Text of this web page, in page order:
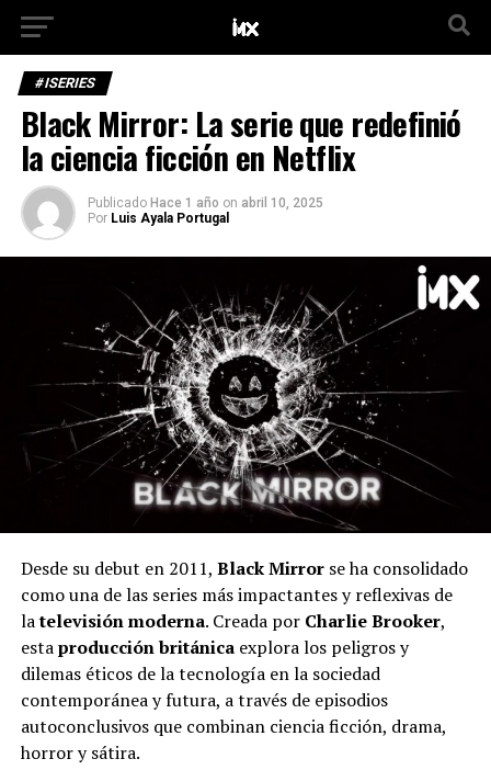
#ISERIES
Black Mirror: La serie que redefinió
la ciencia ficción en Netflix
Publicado Hace 1 año on abril 10, 2025
Por Luis Ayala Portugal
Desde su debut en 2011, Black Mirrorse ha consolidado
como una de las series más impactantes y reflexivas de
latelevisión moderna. Creada por Charlie Brooker,
estaproducción británica explora los peligros y
dilemas éticos de la tecnología en la sociedad
contemporánea y futura, a través de episodios
autoconclusivos que combinan ciencia ficción, drama,
horror y sátira.